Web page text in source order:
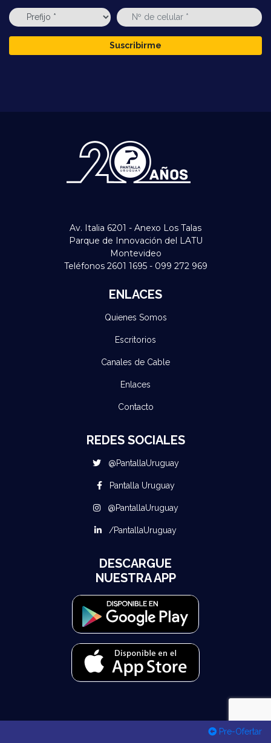
Pre-Ofertar
Suscribirme
Av. Italia 6201 - Anexo Los Talas
Parque de Innovación del LATU
Montevideo
Teléfonos 2601 1695 - 099 272 969
ENLACES
Quienes Somos
Escritorios
Canales de Cable
Enlaces
Contacto
REDES SOCIALES
@PantallaUruguay
Pantalla Uruguay
@PantallaUruguay
/PantallaUruguay
DESCARGUE
NUESTRA APP
© 2026 Todos los derechos reservados Pantalla Uruguay - Desarrollado por